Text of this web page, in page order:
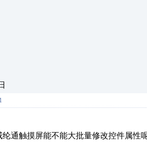
通触摸屏能不能大批量修改控件属性